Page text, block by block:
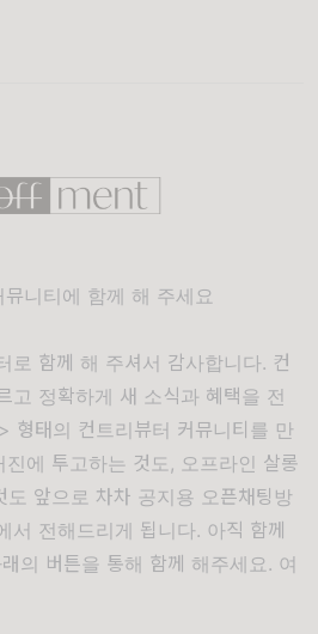
뮤니티에 함께 해 주세요
로 함께 해 주셔서 감사합니다. 컨
고 정확하게 새 소식과 혜택을 전
형태의 컨트리뷰터 커뮤니티를 만
에 투고하는 것도, 오프라인 살롱
앞으로 차차 공지용 오픈채팅방
서 전해드리게 됩니다. 아직 함께
의 버튼을 통해 함께 해주세요. 여